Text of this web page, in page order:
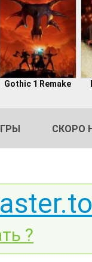
Gothic 1 Remake
СКОРО
?